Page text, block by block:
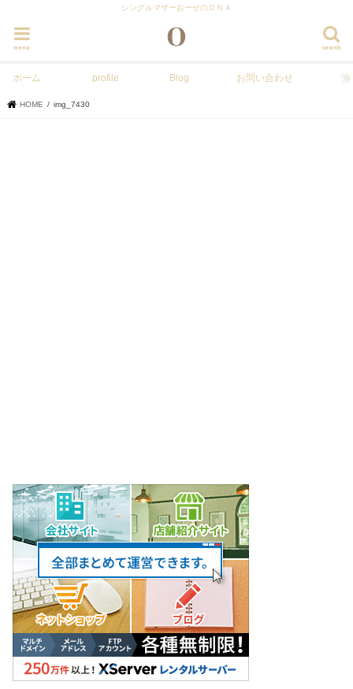
シングルマザーおーせのＤＮＡ
search
menu
ホーム profile Blog お問い合わせ
HOME img_7430